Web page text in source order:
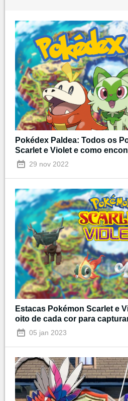
Pokédex Paldea: Todos os
Scarlet e Violet e como
29 nov 2022
Estacas Pokémon Scarlet e
oito de cada cor para
05 jan 2023